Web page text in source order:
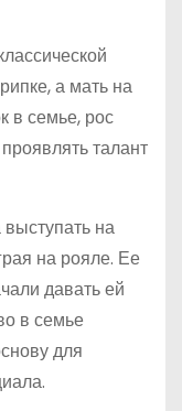
а мать на
в семье, рос
талант
на
на рояле. Ее
давать ей
в семье
для